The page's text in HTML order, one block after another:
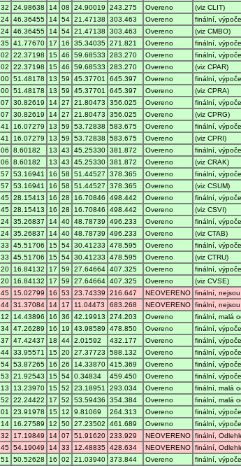
32 24.98638 14 08 24.90019 243.275 Overeno
(viz CLIT)
24 46.36455 14 54 21.47138 303.463 Overeno
finální,
24 46.36455 14 54 21.47138 303.463 Overeno
(viz CMBO)
35 41.77670 17 16 35.34035 271.821 Overeno
finální,
02 22.37198 15 46 59.68533 283.270 Overeno
finální,
02 22.37198 15 46 59.68533 283.270 Overeno
(viz CPAR)
00 51.48178 13 59 45.37701 645.397 Overeno
finální,
00 51.48178 13 59 45.37701 645.397 Overeno
(viz CPRA)
07 30.82619 14 27 21.80473 356.025 Overeno
finální,
07 30.82619 14 27 21.80473 356.025 Overeno
(viz CPRG)
41 16.07279 13 59 53.72838 583.675 Overeno
finální,
41 16.07279 13 59 53.72838 583.675 Overeno
(viz CPRI)
06 8.60182 13 43 45.25330 381.872 Overeno
finální,
06 8.60182 13 43 45.25330 381.872 Overeno
(viz CRAK)
57 53.16941 16 58 51.44527 378.365 Overeno
finální,
57 53.16941 16 58 51.44527 378.365 Overeno
(viz CSUM)
45 28.15413 16 28 16.70846 498.442 Overeno
finální,
45 28.15413 16 28 16.70846 498.442 Overeno
(viz CSVI)
24 35.26837 14 40 48.78739 496.233 Overeno
finální,
24 35.26837 14 40 48.78739 496.233 Overeno
(viz CTAB)
33 45.51706 15 54 30.41233 478.595 Overeno
finální,
33 45.51706 15 54 30.41233 478.595 Overeno
(viz CTRU)
20 16.84132 17 59 27.64664 407.325 Overeno
finální,
20 16.84132 17 59 27.64664 407.325 Overeno
(viz CVSE)
45 15.02799 16 53 23.74339 216.647 NEOVERENO finální,
44 31.37084 14 17 11.04473 683.268 NEOVERENO finální,
12 14.43896 16 36 42.19913 274.203 Overeno
finální, malá
34 47.26289 16 19 43.98589 478.850 Overeno
finální,
37 47.42437 18 44 2.01592 432.177 Overeno
finální,
44 33.95571 15 20 27.37723 588.132 Overeno
finální,
54 53.87265 16 26 14.33870 415.369 Overeno
finální,
53 21.92543 15 54 0.34834 459.450 Overeno
finální,
13 13.23970 15 52 23.18951 293.034 Overeno
finální, malá
52 22.24422 17 52 53.59436 354.384 Overeno
finální, malá
01 23.91978 15 12 9.81069 264.313 Overeno
finální,
14 16.27589 12 50 27.23502 461.689 Overeno
finální,
32 17.19849 14 07 51.91620 233.929 NEOVERENO finální,
45 54.19049 14 33 12.48835 428.634 NEOVERENO finální,
51 50.52628 16 02 21.03940 373.844 Overeno
finální,